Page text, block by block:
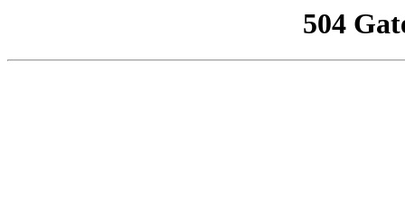
504